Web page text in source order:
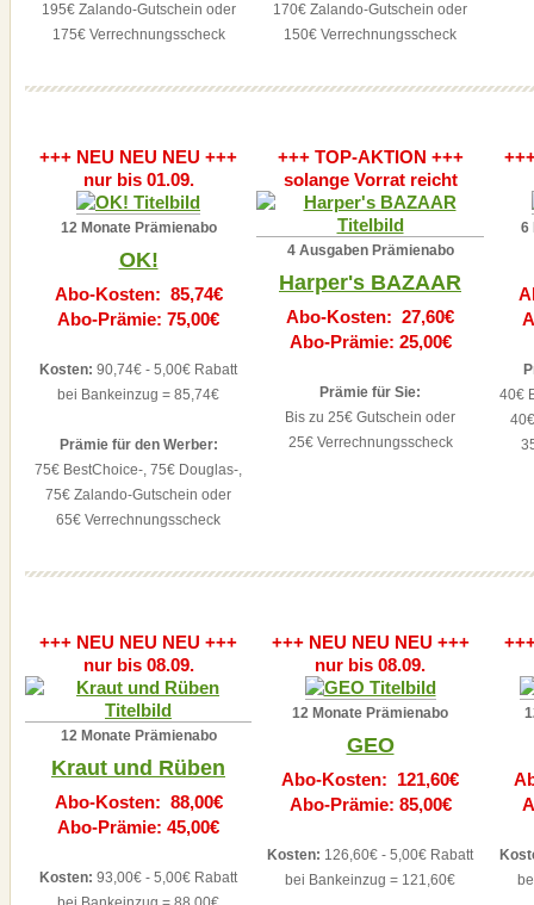
195€ Zalando-Gutschein oder
175€ Verrechnungsscheck
170€ Zalando-Gutschein oder
150€ Verrechnungsscheck
+++ NEU NEU NEU +++
nur bis 01.09.
12 Monate Prämienabo
OK!
Abo-Kosten: 85,74€
Abo-Prämie: 75,00€
Kosten: 90,74€ - 5,00€ Rabatt
bei Bankeinzug = 85,74€
Prämie für den Werber:
75€ BestChoice-, 75€ Douglas-,
75€ Zalando-Gutschein oder
65€ Verrechnungsscheck
+++ TOP-AKTION +++
solange Vorrat reicht
4 Ausgaben Prämienabo
Harper's BAZAAR
Abo-Kosten: 27,60€
Abo-Prämie: 25,00€
Prämie für Sie:
Bis zu 25€ Gutschein oder
25€ Verrechnungsscheck
6
40€
+++ NEU NEU NEU +++
nur bis 08.09.
12 Monate Prämienabo
Kraut und Rüben
Abo-Kosten: 88,00€
Abo-Prämie: 45,00€
Kosten: 93,00€ - 5,00€ Rabatt
+++ NEU NEU NEU +++
nur bis 08.09.
12 Monate Prämienabo
GEO
Abo-Kosten: 121,60€
Abo-Prämie: 85,00€
Kosten: 126,60€ - 5,00€ Rabatt
bei Bankeinzug = 121,60€